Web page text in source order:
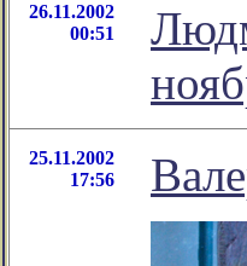
26.11.2002
00:51
25.11.2002
17:56